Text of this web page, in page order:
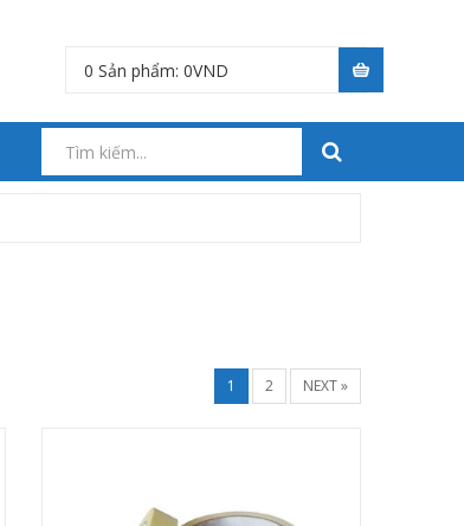
0 Sản phẩm: 0VND
1 2 NEXT »